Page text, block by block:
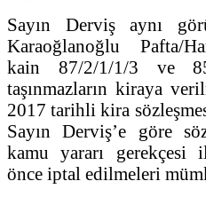
Sayın Derviş aynı
Karaoğlanoğlu Pafta/
kain 87/2/1/1/3 ve
taşınmazların kiraya
2017 tarihli kira
Sayın Derviş’e göre
kamu yararı gerekçesi
önce iptal edilmeleri